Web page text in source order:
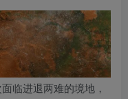
临进退两难的境地，